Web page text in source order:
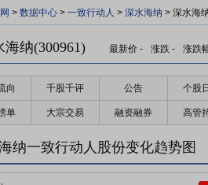
> 数据中心 > 一致行动人 > 深水海纳 > 深水海
海纳(300961) 最新价 - 涨跌 - 涨跌
向 千股千评 公告 个股
单 大宗交易 融资融券 高管
纳一致行动人股份变化趋势图